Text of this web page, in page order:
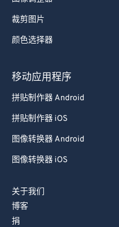
裁剪图片
颜色选择器
移动应用程序
拼贴制作器 Android
拼贴制作器 iOS
图像转换器 Android
图像转换器 iOS
关于我们
博客
捐